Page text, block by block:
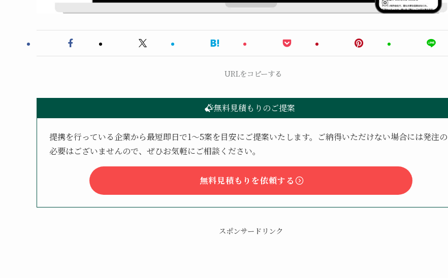
URLをコピーする
無料見積もりのご提案
提携を行っている企業から最短即日で1〜5案を目安にご提案いたします。ご納得いただけない場合には発注の
必要はございませんので、ぜひお気軽にご相談ください。
無料見積もりを依頼する
スポンサードリンク